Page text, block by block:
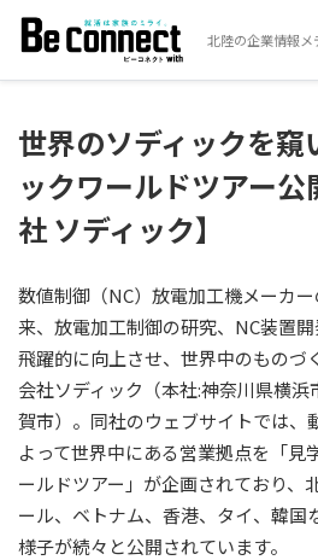
北陸の企業情報メ
世界のソディックを窺
ックワールドツアー
社 ソディック】
数値制御（NC）放電加工機メーカ
来、放電加工制御の研究、NC装置
飛躍的に向上させ、世界中のものづ
会社ソディック（本社:神奈川県横
賀市）。同社のウェブサイトでは、
よって世界中にある営業拠点を「見
ールドツアー」が企画されており、
ール、ベトナム、香港、タイ、韓国
様子が続々と公開されています。